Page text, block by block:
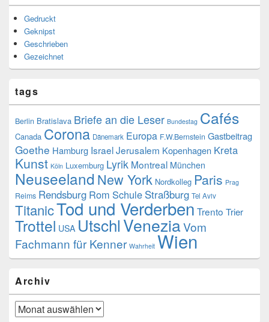
Gedruckt
Geknipst
Geschrieben
Gezeichnet
tags
Berlin Bratislava Briefe an die Leser Bundestag Cafés
Canada Corona Dänemark Europa F.W.Bernstein Gastbeitrag
Goethe Hamburg IsraelJerusalem Kopenhagen Kreta
Kunst Köln Luxemburg Lyrik Montreal München
Neuseeland New York Nordkolleg Paris Prag
Reims Rendsburg Rom Schule Straßburg Tel Aviv
TitanicTod und Verderben Trento Trier
Trottel USA UtschlVeneziaVom
Fachmann für Kenner Wahrheit Wien
Archiv
Archiv